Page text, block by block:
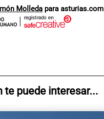
Molleda para asturias.com
te puede interesar...